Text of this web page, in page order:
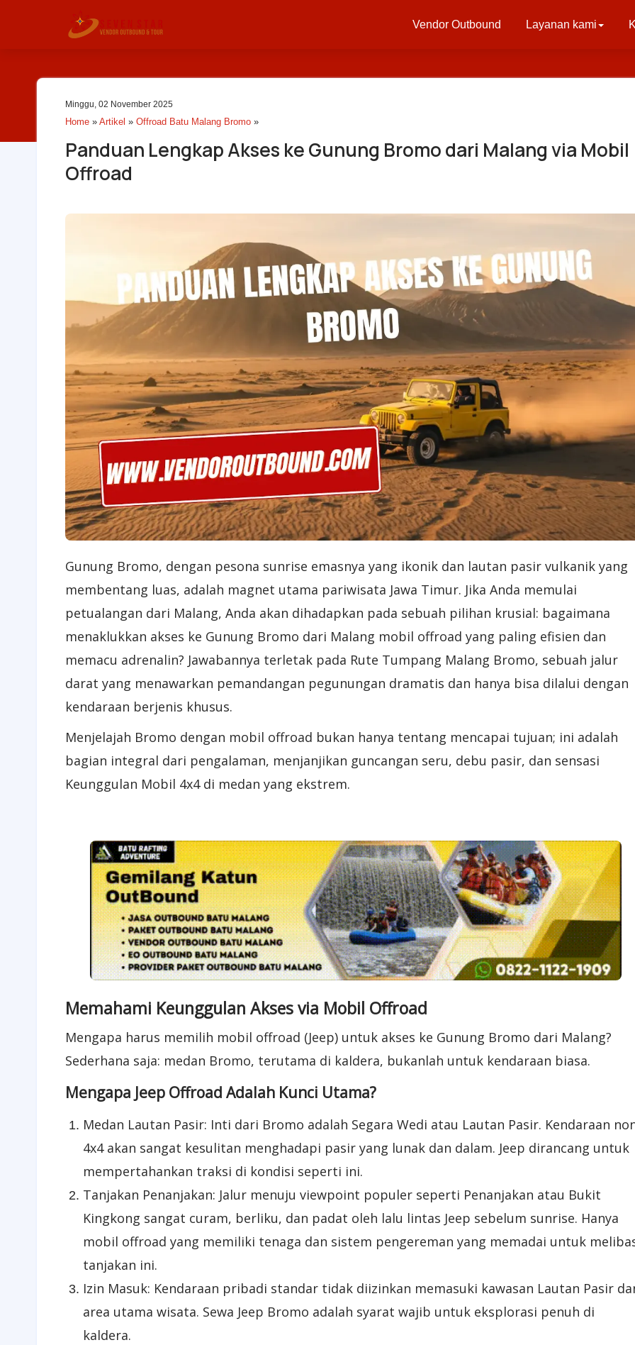
Vendor Outbound Layanan kami
Minggu, 02 November 2025
Home » Artikel » Offroad Batu Malang Bromo »
Panduan Lengkap Akses ke Gunung Bromo dari Malang via Mobil
Offroad
​Gunung Bromo, dengan pesona sunrise emasnya yang ikonik dan lautan pasir vulkanik yang
membentang luas, adalah magnet utama pariwisata Jawa Timur. Jika Anda memulai
petualangan dari Malang, Anda akan dihadapkan pada sebuah pilihan krusial: bagaimana
menaklukkan akses ke Gunung Bromo dari Malang mobil offroad yang paling efisien dan
memacu adrenalin? Jawabannya terletak pada Rute Tumpang Malang Bromo, sebuah jalur
darat yang menawarkan pemandangan pegunungan dramatis dan hanya bisa dilalui dengan
kendaraan berjenis khusus.
Menjelajah Bromo dengan mobil offroad bukan hanya tentang mencapai tujuan; ini adalah
bagian integral dari pengalaman, menjanjikan guncangan seru, debu pasir, dan sensasi
Keunggulan Mobil 4x4 di medan yang ekstrem.
Memahami Keunggulan Akses via Mobil Offroad
​Mengapa harus memilih mobil offroad (Jeep) untuk akses ke Gunung Bromo dari Malang?
Sederhana saja: medan Bromo, terutama di kaldera, bukanlah untuk kendaraan biasa.
Mengapa Jeep Offroad Adalah Kunci Utama?
​Medan Lautan Pasir: Inti dari Bromo adalah Segara Wedi atau Lautan Pasir. Kendaraan
4x4 akan sangat kesulitan menghadapi pasir yang lunak dan dalam. Jeep dirancang untuk
mempertahankan traksi di kondisi seperti ini. ​
Tanjakan Penanjakan: Jalur menuju viewpoint populer seperti Penanjakan atau Bukit
Kingkong sangat curam, berliku, dan padat oleh lalu lintas Jeep sebelum sunrise. Hanya
mobil offroad yang memiliki tenaga dan sistem pengereman yang memadai untuk
tanjakan ini.
​Izin Masuk: Kendaraan pribadi standar tidak diizinkan memasuki kawasan Lautan Pasir
area utama wisata. Sewa Jeep Bromo adalah syarat wajib untuk eksplorasi penuh di
kaldera.